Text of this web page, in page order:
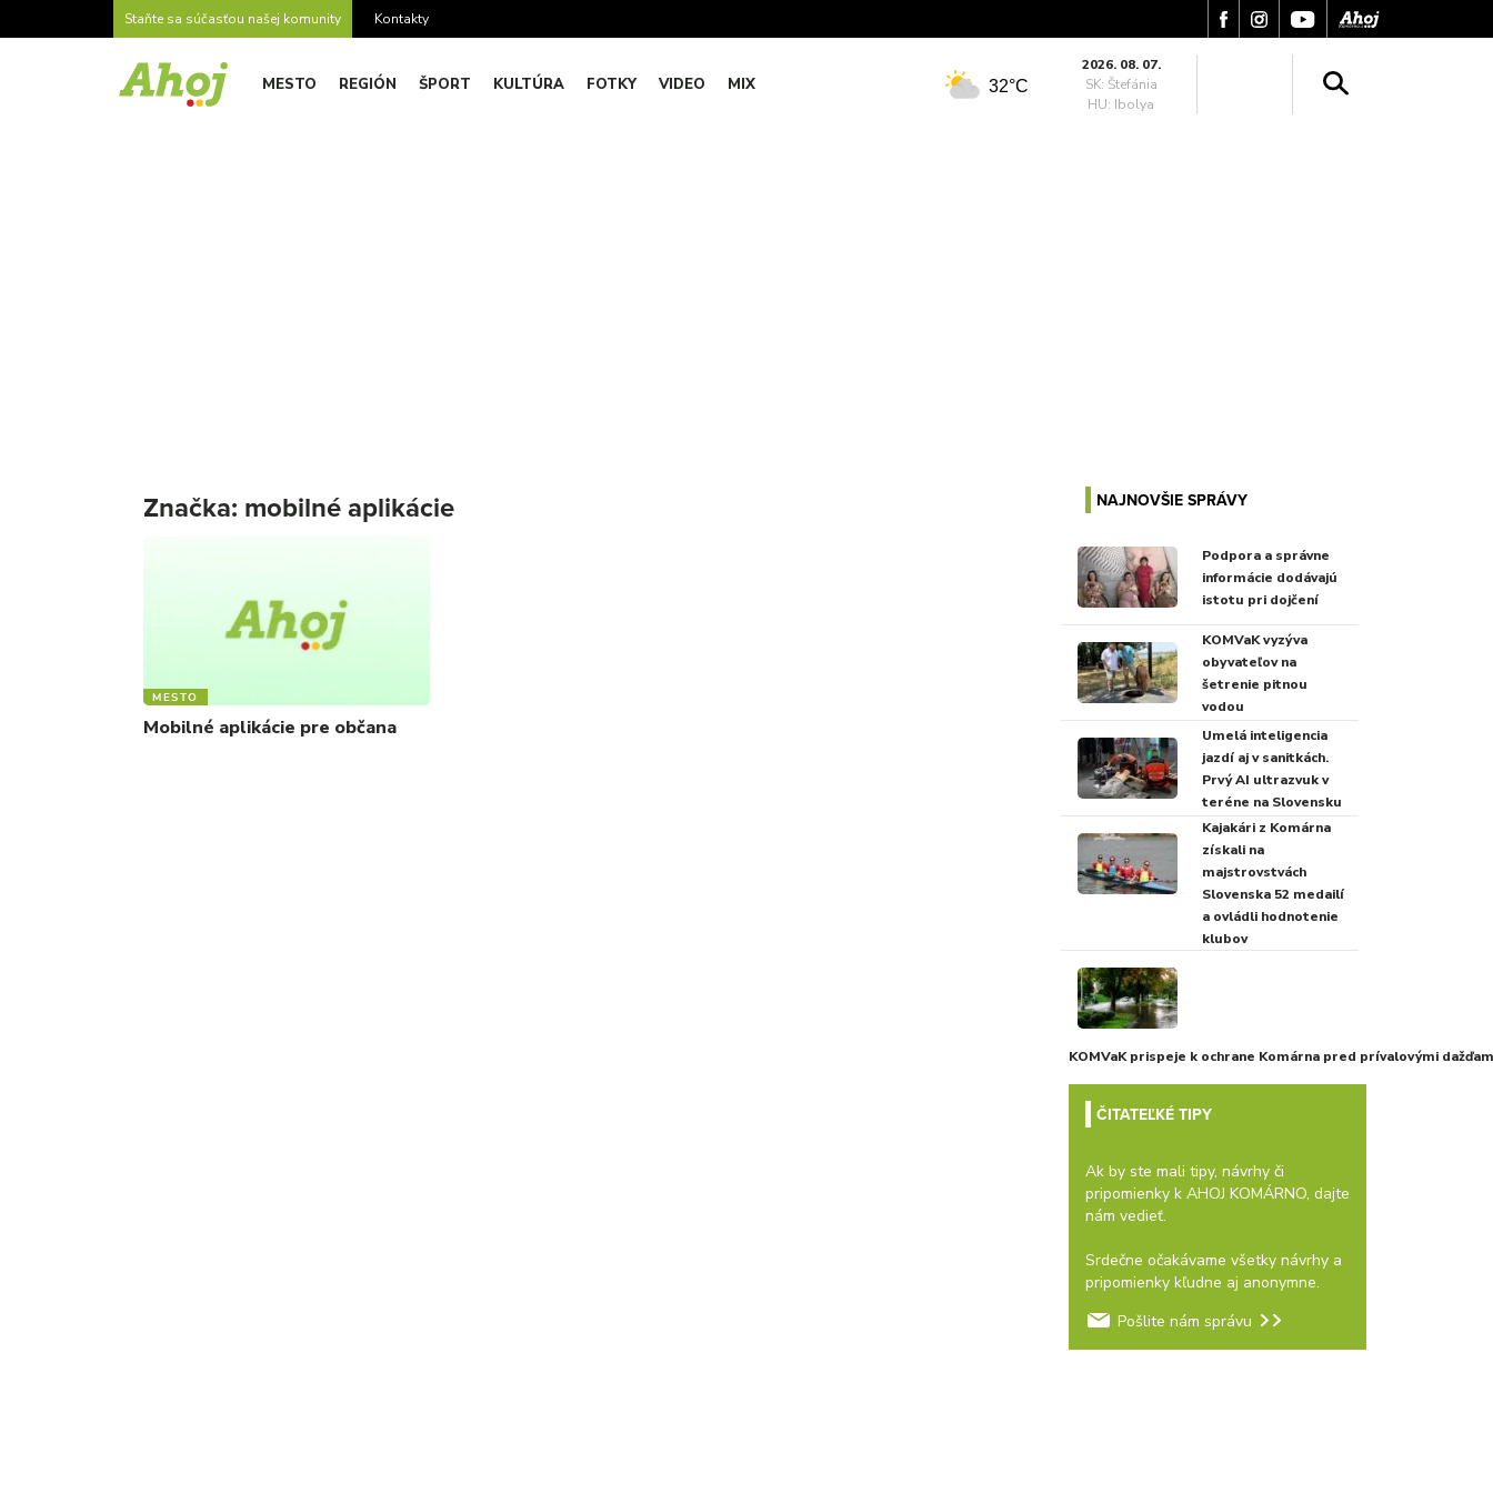
Staňte sa súčasťou našej komunity Kontakty
MESTO REGIÓN ŠPORT KULTÚRA FOTKY VIDEO MIX 32°C
2026. 08. 07.
SK: Štefánia
HU: Ibolya
Značka: mobilné aplikácie
MESTO
Mobilné aplikácie pre občana
NAJNOVŠIE SPRÁVY
Podpora a správne
informácie dodávajú
istotu pri dojčení
KOMVaK vyzýva
obyvateľov na
šetrenie pitnou
vodou
Umelá inteligencia
jazdí aj v sanitkách.
Prvý AI ultrazvuk v
teréne na Slovensku
Kajakári z Komárna
získali na
majstrovstvách
Slovenska 52 medailí
a ovládli hodnotenie
klubov
KOMVaK prispeje k ochrane Komárna pred prívalovými
ČITATEĽKÉ TIPY
Ak by ste mali tipy, návrhy či
pripomienky k AHOJ KOMÁRNO, dajte
nám vedieť.
Srdečne očakávame všetky návrhy a
pripomienky kľudne aj anonymne.
Pošlite nám správu